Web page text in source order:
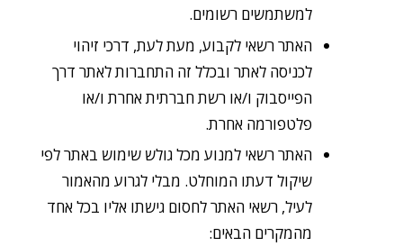
למשתמשים רשומים.
האתר רשאי לקבוע, מעת לעת, דרכי זיהוי
לכניסה לאתר ובכלל זה התחברות לאתר דרך
הפייסבוק ו/או רשת חברתית אחרת ו/או
פלטפורמה אחרת.
האתר רשאי למנוע מכל גולש שימוש באתר לפי
שיקול דעתו המוחלט. מבלי לגרוע מהאמור
לעיל, רשאי האתר לחסום גישתו אליו בכל אחד
מהמקרים הבאים: